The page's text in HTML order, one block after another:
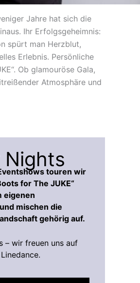
Jahre hat sich die
Ihr Erfolgsgeheimnis:
spürt man Herzblut,
Erlebnis. Persönliche
Ob glamouröse Gala,
Atmosphäre und
touren wir
for The JUKE“
eigenen
mischen die
gehörig auf.
– wir freuen uns auf